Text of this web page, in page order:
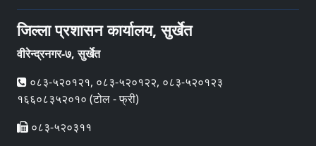
जिल्ला प्रशासन कार्यालय, सुर्खेत
वीरेन्द्रनगर-७, सुर्खेत
०८३-५२०१२१, ०८३-५२०१२२, ०८३-५२०१२३
१६६०८३५२०१० (टोल - फ्री)
०८३-५२०३११